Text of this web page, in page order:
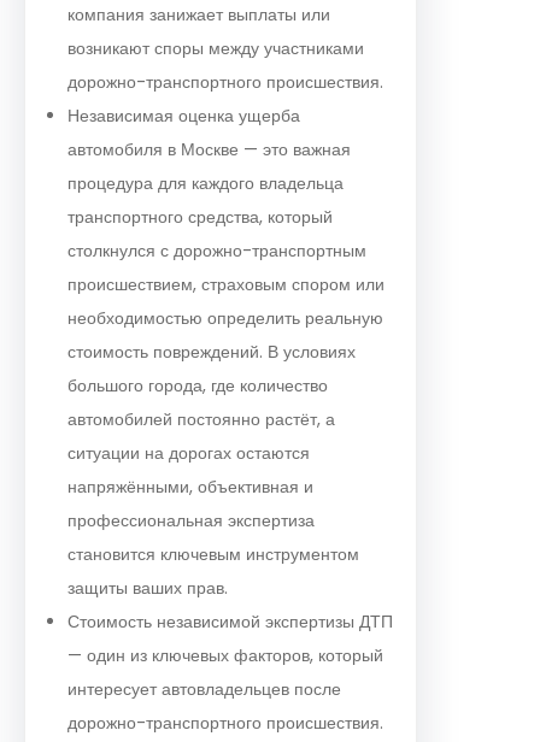
компания занижает выплаты или
возникают споры между участниками
дорожно-транспортного происшествия.
Независимая оценка ущерба
автомобиля в Москве — это важная
процедура для каждого владельца
транспортного средства, который
столкнулся с дорожно-транспортным
происшествием, страховым спором или
необходимостью определить реальную
стоимость повреждений. В условиях
большого города, где количество
автомобилей постоянно растёт, а
ситуации на дорогах остаются
напряжёнными, объективная и
профессиональная экспертиза
становится ключевым инструментом
защиты ваших прав.
Стоимость независимой экспертизы ДТП
— один из ключевых факторов, который
интересует автовладельцев после
дорожно-транспортного происшествия.